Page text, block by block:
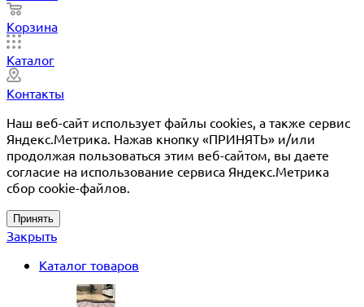
Корзина
Каталог
Контакты
Наш веб-сайт использует файлы cookies, а также сервис
Яндекс.Метрика. Нажав кнопку «ПРИНЯТЬ» и/или
продолжая пользоваться этим веб-сайтом, вы даете
согласие на использование сервиса Яндекс.Метрика
сбор cookie-файлов.
Принять
Закрыть
Каталог товаров